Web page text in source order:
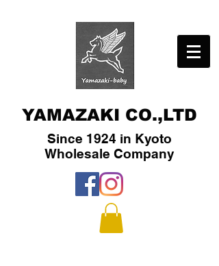
YAMAZAKI CO.,LTD
Since 1924 in Kyoto
​Wholesale Company